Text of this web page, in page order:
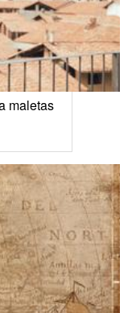
maletas